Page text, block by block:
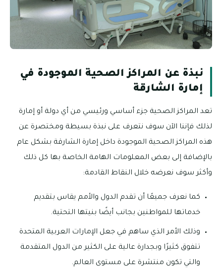
نبذة عن المراكز الصحية الموجودة في
إمارة الشارقة
تعد المراكز الصحية جزء أساسي ورئيسي من أي دولة أو إمارة
لذلك فإننا الآن سوف نتعرف على نبذة بسيطة ومختصرة عن
هذه المراكز الصحية الموجودة داخل إمارة الشارقة بشكل عام
بالإضافة إلى بعض المعلومات الهامة الخاصة بها كل ذلك
وأكثر سوف نعرضه خلال النقاط القادمة:
كما نعرف جميعًا أن تقدم الدول والأمم يقاس بتقديم
خدماتها للمواطنين بجانب أيضًا بنيتها التحتية.
وذلك الأمر الذي ساهم في جعل الإمارات العربية المتحدة
تتفوق كثيرًا وبجدارة عالية على الكثير من الدول المتقدمة
والتي تكون منتشرة على مستوى العالم.